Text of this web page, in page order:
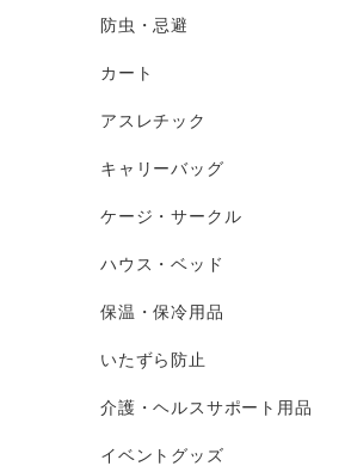
防虫・忌避
カート
アスレチック
キャリーバッグ
ケージ・サークル
ハウス・ベッド
保温・保冷用品
いたずら防止
介護・ヘルスサポート用品
イベントグッズ